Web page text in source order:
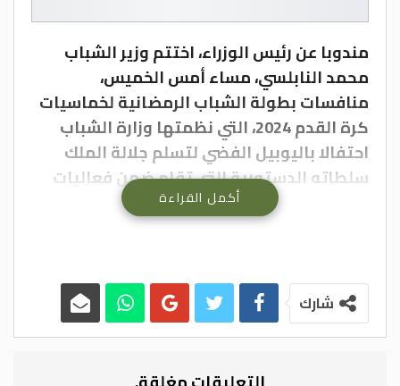
مندوبا عن رئيس الوزراء، اختتم وزير الشباب
محمد النابلسي، مساء أمس الخميس،
منافسات بطولة الشباب الرمضانية لخماسيات
كرة القدم 2024، التي نظمتها وزارة الشباب
احتفالا باليوبيل الفضي لتسلم جلالة الملك
سلطاته الدستورية التي تقام ضمن فعاليات
وقال النابلسي خلال حضور المباراة الختامية
الرياضة/ مدينة الحسين للشباب، إن إقامة
بطولات الخماسيات أصبحت برنامجا أساسيا
ضمن برامج الوزارة، نظرا لما شهدته البطولات
حيث أصبحت مطلبا شبابيا يسهم باستثمار
أكمل القراءة
شارك